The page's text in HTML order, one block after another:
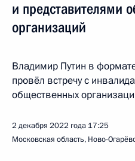
и представителями
организаций
Владимир Путин в
провёл встречу с
общественных
2 декабря 2022 года 17:25
Московская область, Ново-